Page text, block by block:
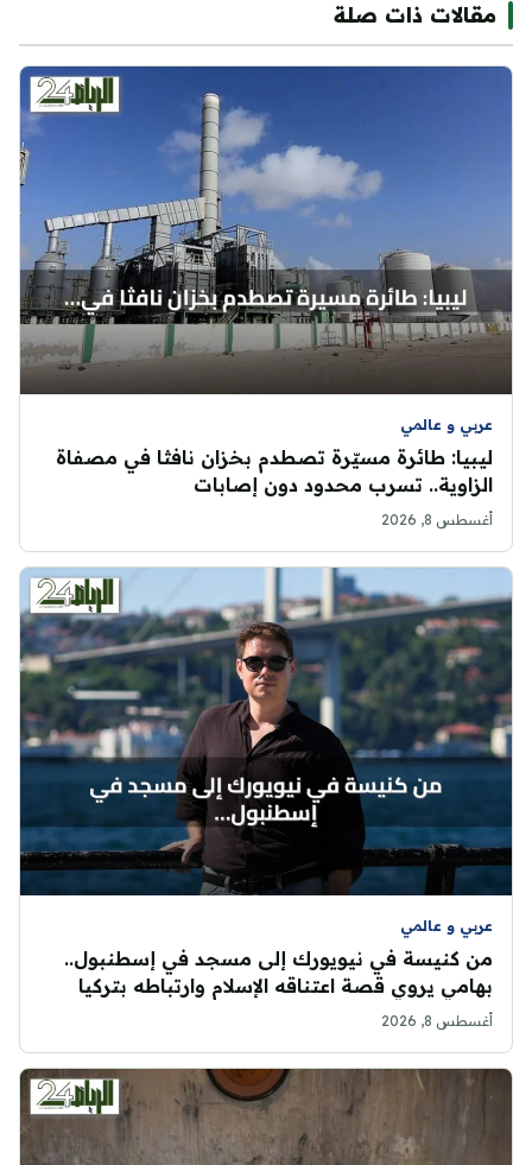
مقالات ذات صلة
عربي و عالمي
ليبيا: طائرة مسيّرة تصطدم بخزان نافثا في مصفاة
الزاوية.. تسرب محدود دون إصابات
أغسطس 8, 2026
عربي و عالمي
من كنيسة في نيويورك إلى مسجد في إسطنبول..
بهامي يروي قصة اعتناقه الإسلام وارتباطه بتركيا
أغسطس 8, 2026